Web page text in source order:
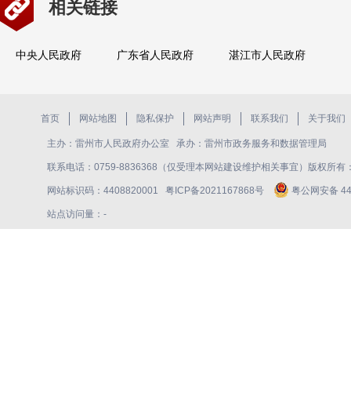
相关链接
中央人民政府 广东省人民政府 湛江市人民政府
首页 网站地图 隐私保护 网站声明 联系我们 关于我们
主办：雷州市人民政府办公室 承办：雷州市政务服务和数据管理局
联系电话：0759-8836368（仅受理本网站建设维护相关事宜）版权所有
网站标识码：4408820001 粤ICP备2021167868号 粤公网安备
站点访问量： -